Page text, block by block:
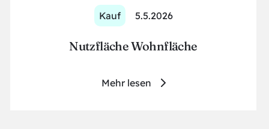
Kauf 5.5.2026
Nutzfläche Wohnfläche
Mehr lesen